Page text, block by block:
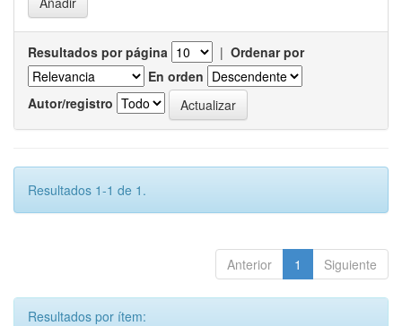
Resultados por página | Ordenar por
En orden
Autor/registro
Resultados 1-1 de 1.
Anterior 1 Siguiente
Resultados por ítem: